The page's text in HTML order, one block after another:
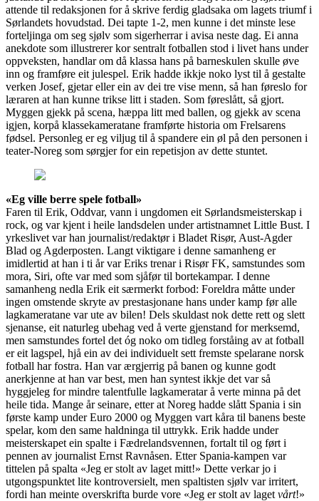
attende til redaksjonen for å skrive ferdig gladsaka om lagets triumf i
Sørlandets hovudstad. Dei tapte 1-2, men kunne i det minste lese
forteljinga om seg sjølv som sigerherrar i avisa neste dag. Ei anna
anekdote som illustrerer kor sentralt fotballen stod i livet hans under
oppveksten, handlar om då klassa hans på barneskulen skulle øve
inn og framføre eit julespel. Erik hadde ikkje noko lyst til å gestalte
verken Josef, gjetar eller ein av dei tre vise menn, så han føreslo for
læraren at han kunne trikse litt i staden. Som føreslått, så gjort.
Myggen gjekk på scena, hæppa litt med ballen, og gjekk av scena
igjen, korpå klassekameratane framførte historia om Frelsarens
fødsel. Personleg er eg viljug til å spandere ein øl på den personen i
teater-Noreg som sørgjer for ein repetisjon av dette stuntet.
«Eg ville berre spele fotball»
Faren til Erik, Oddvar, vann i ungdomen eit Sørlandsmeisterskap i
rock, og var kjent i heile landsdelen under artistnamnet Little Bust. I
yrkeslivet var han journalist/redaktør i Bladet Risør, Aust-Agder
Blad og Agderposten. Langt viktigare i denne samanheng er
imidlertid at han i ti år var Eriks trenar i Risør FK, samstundes som
mora, Siri, ofte var med som sjåfør til bortekampar. I denne
samanheng nedla Erik eit særmerkt forbod: Foreldra måtte under
ingen omstende skryte av prestasjonane hans under kamp før alle
lagkameratane var ute av bilen! Dels skuldast nok dette rett og slett
sjenanse, eit naturleg ubehag ved å verte gjenstand for merksemd,
men samstundes fortel det óg noko om tidleg forståing av at fotball
er eit lagspel, hjå ein av dei individuelt sett fremste spelarane norsk
fotball har fostra. Han var ærgjerrig på banen og kunne godt
anerkjenne at han var best, men han syntest ikkje det var så
hyggjeleg for mindre talentfulle lagkameratar å verte minna på det
heile tida. Mange år seinare, etter at Noreg hadde slått Spania i sin
første kamp under Euro 2000 og Myggen vart kåra til banens beste
spelar, kom den same haldninga til uttrykk. Erik hadde under
meisterskapet ein spalte i Fædrelandsvennen, fortalt til og ført i
pennen av journalist Ernst Ravnåsen. Etter Spania-kampen var
tittelen på spalta «Jeg er stolt av laget mitt!» Dette verkar jo i
utgongspunktet lite kontroversielt, men spaltisten sjølv var irritert,
fordi han meinte overskrifta burde vore «Jeg er stolt av laget vårt!»